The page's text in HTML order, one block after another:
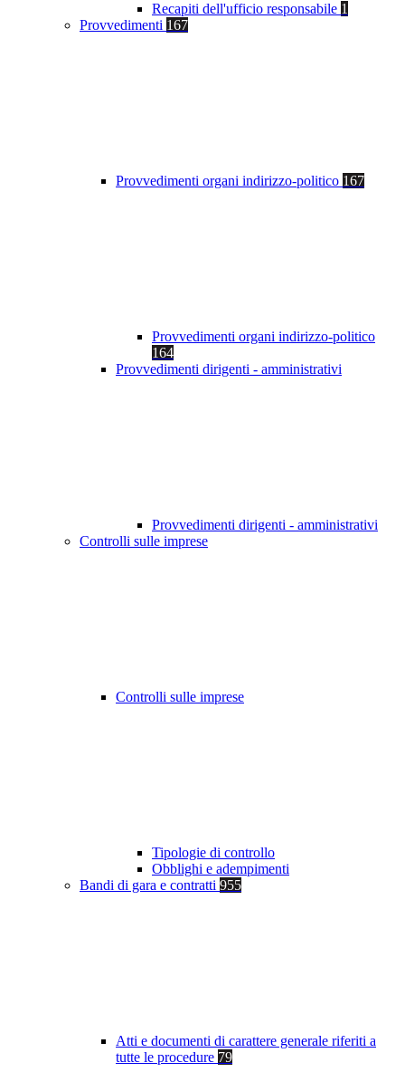
Recapiti dell'ufficio responsabile 1
Provvedimenti 167
Provvedimenti organi indirizzo-politico 167
Provvedimenti organi indirizzo-politico
164
Provvedimenti dirigenti - amministrativi
Provvedimenti dirigenti - amministrativi
Controlli sulle imprese
Controlli sulle imprese
Tipologie di controllo
Obblighi e adempimenti
Bandi di gara e contratti 955
Atti e documenti di carattere generale riferiti a
tutte le procedure 79